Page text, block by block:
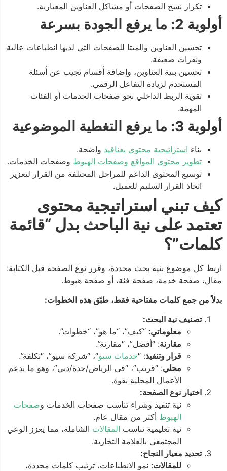
تكرار نسخ الصفحات أو مشاكل العناوين المعيارية.
أولوية 2: ما يرفع الجودة بسرعة
تحسين العناوين والميتا للصفحات التي لديها انطباعات عالية
ونقرات ضعيفة.
تحسين بنية العناوين، وإضافة أقسام تجيب عن أسئلة
المستخدم لزيادة التفاعل الرقمي.
تقوية الربط الداخلي نحو صفحات الخدمات أو الفئات
المهمة.
أولوية 3: ما يرفع التغطية الموضوعية
بناء استراتيجية محتوى بعناقيدواضحة.
تطوير محتوى المواقع وصفحات الهبوطوصفحات الخدمات.
توسيع المحتوى الداعم للمراحل المختلفة من القرار لتعزيز
اتخاذ القرار السليم للعميل.
كيف تبني استراتيجية محتوى
تعتمد على نية الباحث بدل “قائمة
كلمات”؟
اربط كل موضوع بنية بحث محددة، وقرر نوع الصفحة قبل الكتابة:
مقال، صفحة خدمة، صفحة فئة، أو صفحة هبوط.
بدلاً من جمع كلمات مفتاحية فقط، طبّق هذه الخطوات:
تصنيف نية البحث:
معلوماتي : “كيف”، “ما هو”، “خطوات”.
مقارنة: “أفضل”، “مقارنة”.
قرار وتنفيذ: “خدمات سيو“، “شركة سيو”، “تكلفة”.
محلي : “قريب”، “في الرياض/جدة/دبي”، وهو ما يدعم
الأعمال المحلية بقوة.
اختيار نوع الصفحة:
نية تنفيذ وشراء تناسب صفحات الخدمات وصفحات
الهبوطأكثر من مقال عام.
نية تعليمية تناسب المقالاتالشاملة، مما يعزز الوعي
المجتمعي بالعلامة التجارية.
تحديد معيار النجاح:
للمقالات: نمو الانطباعات، ترتيب كلمات محددة،